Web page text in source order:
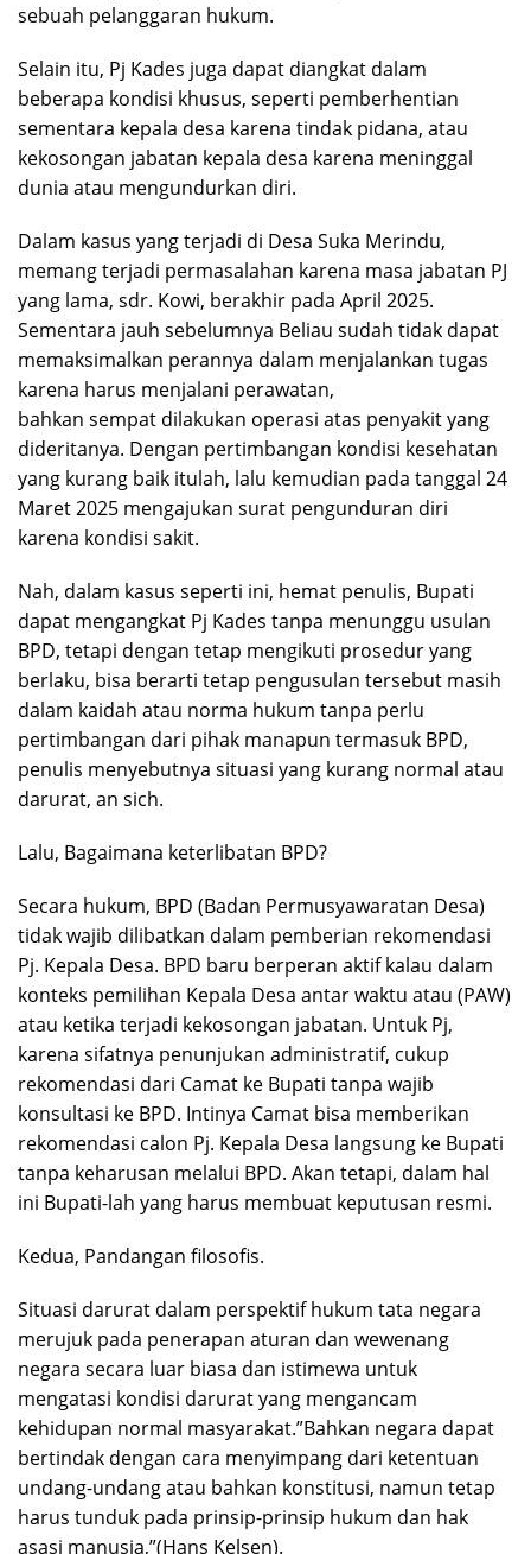
sebuah pelanggaran hukum.
Selain itu, Pj Kades juga dapat diangkat dalam
beberapa kondisi khusus, seperti pemberhentian
sementara kepala desa karena tindak pidana, atau
kekosongan jabatan kepala desa karena meninggal
dunia atau mengundurkan diri.
Dalam kasus yang terjadi di Desa Suka Merindu,
memang terjadi permasalahan karena masa jabatan PJ
yang lama, sdr. Kowi, berakhir pada April 2025.
Sementara jauh sebelumnya Beliau sudah tidak dapat
memaksimalkan perannya dalam menjalankan tugas
karena harus menjalani perawatan,
bahkan sempat dilakukan operasi atas penyakit yang
dideritanya. Dengan pertimbangan kondisi kesehatan
yang kurang baik itulah, lalu kemudian pada tanggal 24
Maret 2025 mengajukan surat pengunduran diri
karena kondisi sakit.
Nah, dalam kasus seperti ini, hemat penulis, Bupati
dapat mengangkat Pj Kades tanpa menunggu usulan
BPD, tetapi dengan tetap mengikuti prosedur yang
berlaku, bisa berarti tetap pengusulan tersebut masih
dalam kaidah atau norma hukum tanpa perlu
pertimbangan dari pihak manapun termasuk BPD,
penulis menyebutnya situasi yang kurang normal atau
darurat, an sich.
Lalu, Bagaimana keterlibatan BPD?
Secara hukum, BPD (Badan Permusyawaratan Desa)
tidak wajib dilibatkan dalam pemberian rekomendasi
Pj. Kepala Desa. BPD baru berperan aktif kalau dalam
konteks pemilihan Kepala Desa antar waktu atau (PAW)
atau ketika terjadi kekosongan jabatan. Untuk Pj,
karena sifatnya penunjukan administratif, cukup
rekomendasi dari Camat ke Bupati tanpa wajib
konsultasi ke BPD. Intinya Camat bisa memberikan
rekomendasi calon Pj. Kepala Desa langsung ke Bupati
tanpa keharusan melalui BPD. Akan tetapi, dalam hal
ini Bupati-lah yang harus membuat keputusan resmi.
Kedua, Pandangan filosofis.
Situasi darurat dalam perspektif hukum tata negara
merujuk pada penerapan aturan dan wewenang
negara secara luar biasa dan istimewa untuk
mengatasi kondisi darurat yang mengancam
kehidupan normal masyarakat.”Bahkan negara dapat
bertindak dengan cara menyimpang dari ketentuan
undang-undang atau bahkan konstitusi, namun tetap
harus tunduk pada prinsip-prinsip hukum dan hak
asasi manusia,”(Hans Kelsen).